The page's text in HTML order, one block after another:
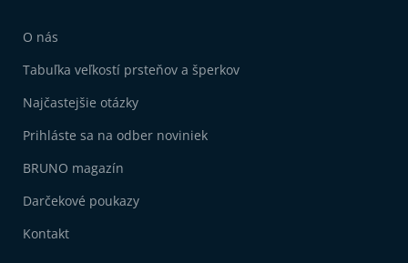
O nás
Tabuľka veľkostí prsteňov a šperkov
Najčastejšie otázky
Prihláste sa na odber noviniek
BRUNO magazín
Darčekové poukazy
Kontakt